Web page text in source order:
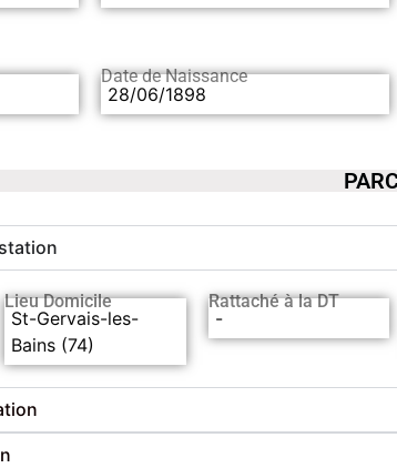
Date de Naissance
28/06/1898
Lieu Domicile
St-Gervais-les-
Bains (74)
Rattaché à la DT
-